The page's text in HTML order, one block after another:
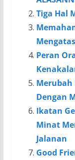
Tiga Hal
Peran
Dengan
Ikatan
Minat
Jalanan
Good